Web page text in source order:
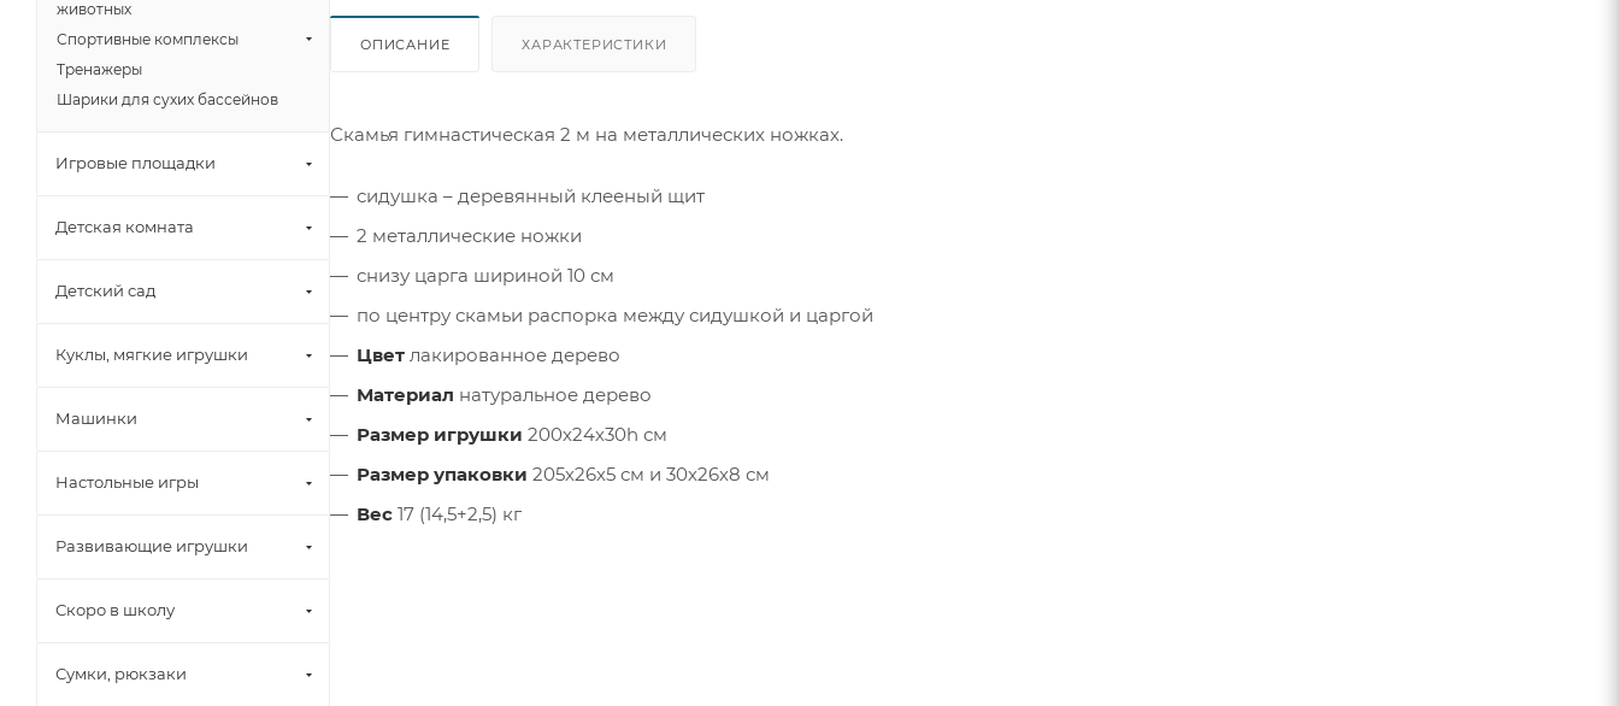
ОПИСАНИЕ ХАРАКТЕРИСТИКИ
Скамья гимнастическая 2 м на металлических ножках.
сидушка – деревянный клееный щит
2 металлические ножки
снизу царга шириной 10 см
по центру скамьи распорка между сидушкой и царгой
Цвет лакированное дерево
Материал натуральное дерево
Размер игрушки 200х24х30h см
Размер упаковки 205х26х5 см и 30х26х8 см
Вес 17 (14,5+2,5) кг
животных
Спортивные комплексы
Тренажеры
Шарики для сухих бассейнов
Игровые площадки
Детская комната
Детский сад
Куклы, мягкие игрушки
Машинки
Настольные игры
Развивающие игрушки
Скоро в школу
Сумки, рюкзаки